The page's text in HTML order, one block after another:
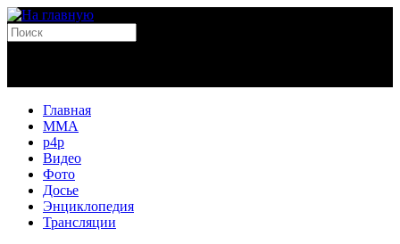
Главная
MMA
p4p
Видео
Фото
Досье
Энциклопедия
Трансляции